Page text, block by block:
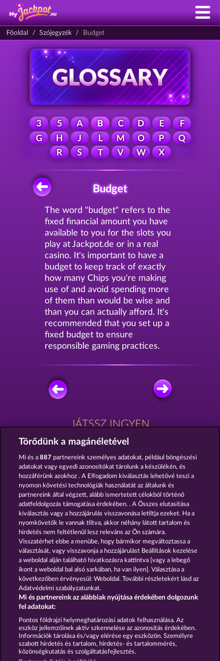
Főoldal Szójegyzék Budget
3 5 A B C D E
F
G
H J L M O P
Q
R
S T V W X
Budget
The word "budget" refers to the
fixed financial amount you have
available to you for the slots you
play at Jackpot.de or in a real
casino. It's important to have a
budget to keep track of exactly
how many Chips you're making
use of and avoid spending more
of them than would be wise and
than you can actually afford. It's
recommended that you set up a
fixed budget to ensure
responsible gaming practices.
JÁTSSZ INGYEN
STICKY DIAMONDS MAGIC STONE
ROMAN LEGION CRYSTAL BALL
Részvételi feltételek
Adatkezelési tájékoztató Impresszum
A cég GYIK Partnerprogram Facebook
Törődünk a magánéletével
Mi és a887 partnereink személyes adatokat, például böngészési
adatokat vagy egyedi azonosítókat tárolunk a készülékén, és
hozzáférünk azokhoz . A Elfogadom kiválasztás lehetővé teszi a
nyomon követési technológiák használatát az általunk és
partnereink által végzett, alább ismertetett célokból történő
adatfeldolgozás támogatása érdekében. . A Összes elutasítása
kiválasztás vagy a hozzájárulás visszavonása letiltja ezeket. Ha a
nyomkövetők le vannak tiltva, akkor néhány látott tartalom és
hirdetés nem feltétlenül lesz releváns az Ön számára.
Visszatérhet ebbe a menübe, hogy bármikor megváltoztassa a
választását, vagy visszavonja a hozzájárulást Beállítások kezelése
a weboldal alján található hivatkozásra kattintva [vagy a lebegő
ikont a weboldal bal alsó sarkában, ha van ilyen]. Választása a
következőben érvényesül: Weboldal. További részletekért lásd az
Adatvédelmi szabályzatunkat.
Mi és partnereink az alábbiak nyújtása érdekében dolgozunk
fel adatokat:
Pontos földrajzi helymeghatározási adatok felhasználása. Az
eszköz jellemzőinek aktív szkennelése az azonosítás érdekében.
Információk tárolása és/vagy elérése egy eszközön. Személyre
szabott hirdetés és tartalom, hirdetés- és tartalommérés,
közönségkutatás és szolgáltatásfejlesztés.